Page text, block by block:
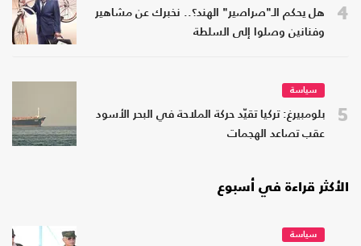
4
هل يحكم الـ"صراصير" الهند؟.. نخبرك عن مشاهير
وفنانين وصلوا إلى السلطة
5
سياسة
بلومبيرغ: تركيا تقيّد حركة الملاحة في البحر الأسود
عقب تصاعد الهجمات
الأكثر قراءة في أسبوع
سياسة